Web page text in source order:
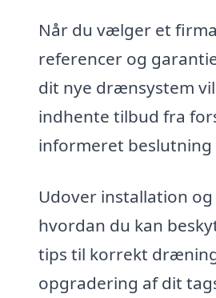
Når du vælger et
referencer og
dit nye drænsystem
indhente tilbud fra
informeret
Udover installation
hvordan du kan
tips til korrekt
opgradering af dit